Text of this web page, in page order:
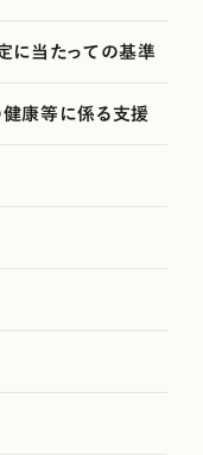
に当たっての基準
康等に係る支援